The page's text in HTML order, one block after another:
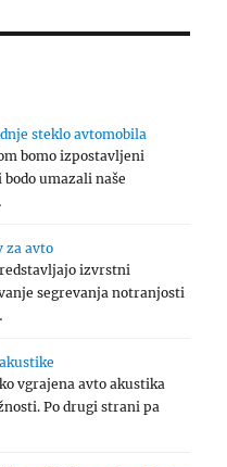
steklo avtomobila
bomo izpostavljeni
umazali naše
za avto
izvrstni
segrevanja notranjosti
vgrajena avto akustika
Po drugi strani pa